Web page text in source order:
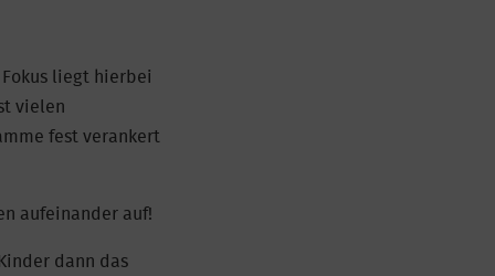
liegt hierbei
vielen
fest verankert
aufeinander auf!
dann das